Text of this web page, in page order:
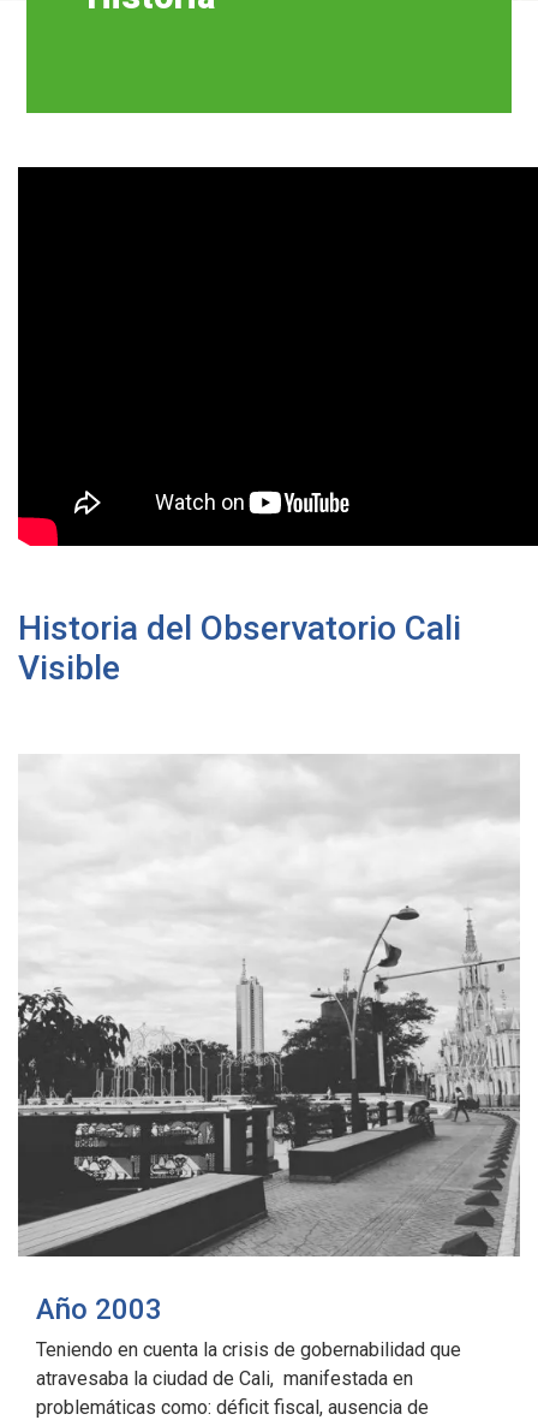
Historia del Observatorio Cali
Visible
Año 2003
Teniendo en cuenta la crisis de gobernabilidad que
atravesaba la ciudad de Cali, manifestada en
problemáticas como: déficit fiscal, ausencia de